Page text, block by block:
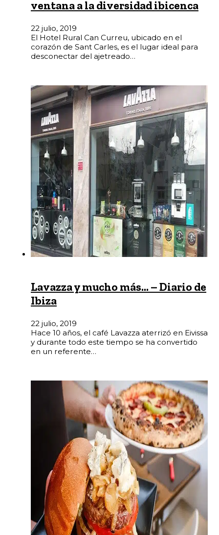
ventana a la diversidad ibicenca
22 julio, 2019
El Hotel Rural Can Curreu, ubicado en el
corazón de Sant Carles, es el lugar ideal para
desconectar del ajetreado…
Lavazza y mucho más… – Diario de
Ibiza
22 julio, 2019
Hace 10 años, el café Lavazza aterrizó en Eivissa
y durante todo este tiempo se ha convertido
en un referente…